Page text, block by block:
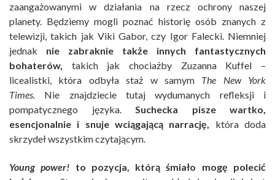
zaangażowanymi w działania na rzecz ochrony naszej
planety. Będziemy mogli poznać historię osób znanych z
telewizji, takich jak Viki Gabor, czy Igor Falecki. Niemniej
jednak nie zabraknie także innych fantastycznych
bohaterów, takich jak chociażby Zuzanna Kuffel –
licealistki, która odbyła staż w samym The New York
Times. Nie znajdziecie tutaj wydumanych refleksji i
pompatycznego języka. Suchecka pisze wartko,
esencjonalnie i snuje wciągającą narrację, która doda
skrzydeł wszystkim czytającym.
Young power! to pozycja, którą śmiało mogę polecić